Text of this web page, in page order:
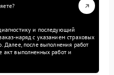
и последующий
наряд с указанием страховых
Далее, после выполнения работ
акт выполненных работ и